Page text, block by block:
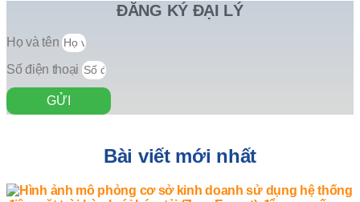
ĐĂNG KÝ ĐẠI LÝ
Họ và tên
Số điện thoại
GỬI
Bài viết mới nhất